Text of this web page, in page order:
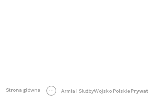
Strona główna Armia i SłużbyWojsko Polskie